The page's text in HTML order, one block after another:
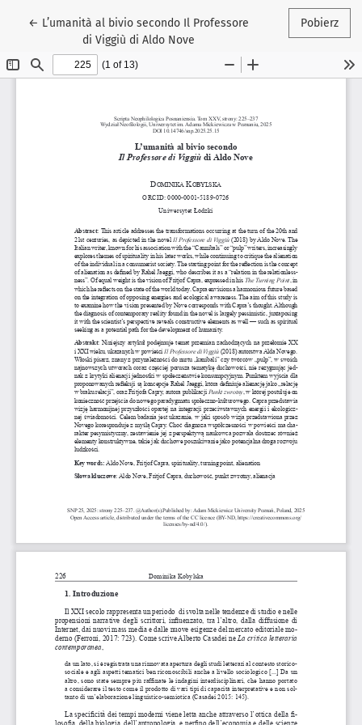
← Wróć do szczegółów artykułu
L’umanità al bivio secondo Il Professore
di Viggiù di Aldo Nove
Pobierz